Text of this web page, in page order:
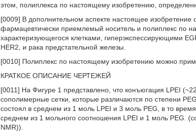
этом, полиплекса по настоящему изобретению,
[0009] В дополнительном аспекте настоящее
фармацевтически приемлемый носитель и полиплекс по
характеризующегося клетками, гиперэкспессирующими
HER2, и рака предстательной железы.
[0010] Полиплекс по настоящему изобретению можно
КРАТКОЕ ОПИСАНИЕ ЧЕРТЕЖЕЙ
[0011] На Фигуре 1 представлено, что конъюгация LPEI
сополимерные сетки, которые различаются по степени
состоял в среднем из 1 моль LPEI и 3 моль PEG, в то
среднем из 1 мольного соотношения LPEI и 1 моль PEG.
NMR)).